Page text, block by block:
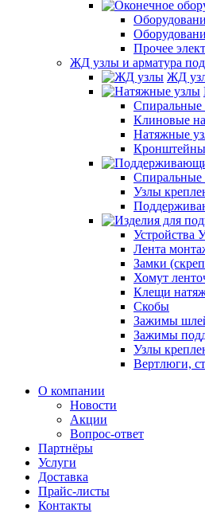
Прочее
ЖД узлы и арматура
ЖД
Клиновые
Натяжные
Узлы
Лента
Замки
Хомут
Клещи
Скобы
Зажимы
Зажимы
Узлы
Вертлюги,
О компании
Новости
Акции
Вопрос-ответ
Партнёры
Услуги
Доставка
Прайс-листы
Контакты